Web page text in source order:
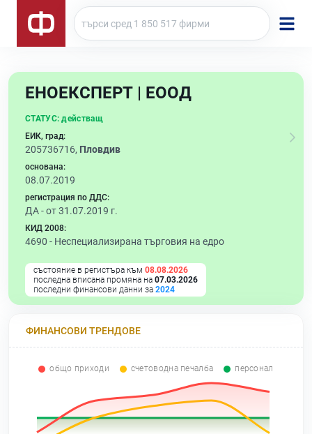
ЕНОЕКСПЕРТ | ЕООД
СТАТУС: действащ
ЕИК, град:
205736716, Пловдив
основана:
08.07.2019
регистрация по ДДС:
ДА - от 31.07.2019 г.
КИД 2008:
4690 - Неспециализирана търговия на едро
състояние в регистъра към 08.08.2026
последна вписана промяна на 07.03.2026
последни финансови данни за 2024
ФИНАНСОВИ ТРЕНДОВЕ
общо приходи счетоводна печалба персонал